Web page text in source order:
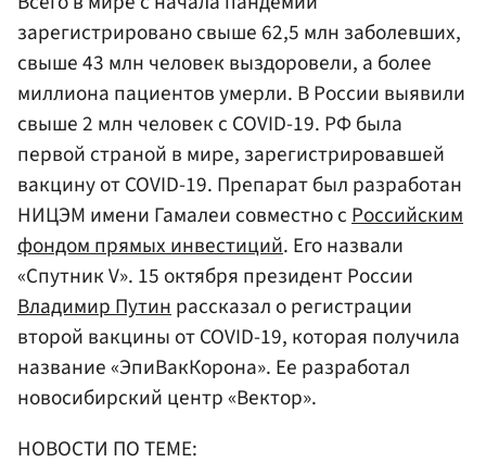
зарегистрировано свыше 62,5 млн заболевших,
свыше 43 млн человек выздоровели, а более
миллиона пациентов умерли. В России выявили
свыше 2 млн человек с COVID-19. РФ была
первой страной в мире, зарегистрировавшей
вакцину от COVID-19. Препарат был разработан
НИЦЭМ имени Гамалеи совместно сРоссийским
фондом прямых инвестиций. Его назвали
«Спутник V». 15 октября президент России
Владимир Путинрассказал о регистрации
второй вакцины от COVID-19, которая получила
название «ЭпиВакКорона». Ее разработал
новосибирский центр «Вектор».
НОВОСТИ ПО ТЕМЕ: